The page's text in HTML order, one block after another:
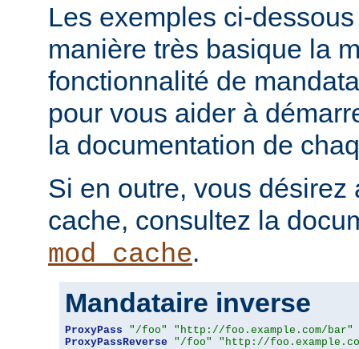
Les exemples ci-
manière très basique la
fonctionnalité de
pour vous aider à
la documentation de
Si en outre, vous désirez
cache, consultez la
mod_cache.
Mandataire inverse
ProxyPass "/foo"
"http://foo.example.com/bar"
ProxyPassReverse
"/foo" "http://